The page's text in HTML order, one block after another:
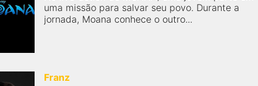
uma missão para salvar seu povo. Durante a
jornada, Moana conhece o outro...
Franz